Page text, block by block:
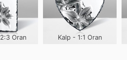
Oran Kalp - 1:1 Oran